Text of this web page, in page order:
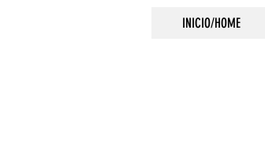
INICIO/HOME